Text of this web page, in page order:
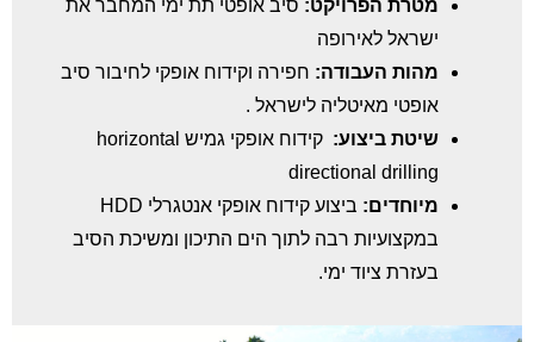
מטרת הפרויקט:סיב אופטי תת ימי המחבר את
ישראל לאירופה
מהות העבודה:חפירה וקידוח אופקי לחיבור סיב
אופטי מאיטליה לישראל .
שיטת ביצוע:
קידוח אופקי גמיש horizontal
directional drilling
מיוחדים:
ביצוע קידוח אופקי אנטגרלי HDD
במקצועיות רבה לתוך הים התיכון ומשיכת הסיב
בעזרת ציוד ימי.